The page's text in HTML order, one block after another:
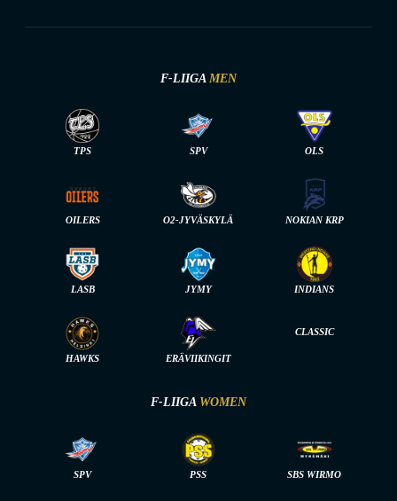
F-LIIGA MEN
TPS SPV OLS
OILERS O2-JYVÄSKYLÄ NOKIAN KRP
LASB JYMY INDIANS
HAWKS ERÄVIIKINGIT
CLASSIC
F-LIIGA WOMEN
SPV PSS SBS WIRMO